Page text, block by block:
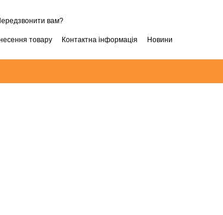
вам?
товару Контактна інформація Новини